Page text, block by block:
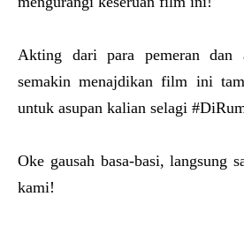
Akting dari para pemeran
semakin menajdikan film ini
untuk asupan kalian selagi
Oke gausah basa-basi, langsung
kami!